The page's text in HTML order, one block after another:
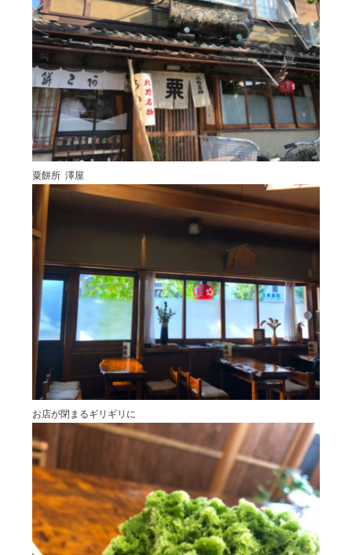
ONLINE SHOP
NOTE
BRAND OFFICIAL INSTAGRAM
DIRECTOR’S INSTAGRAM
粟餅所 澤屋
お店が閉まるギリギリに